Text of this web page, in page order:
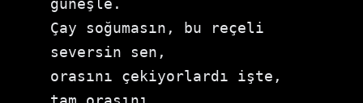
güneşle.
Çay soğumasın, bu reçeli
seversin sen,
orasını çekiyorlardı işte,